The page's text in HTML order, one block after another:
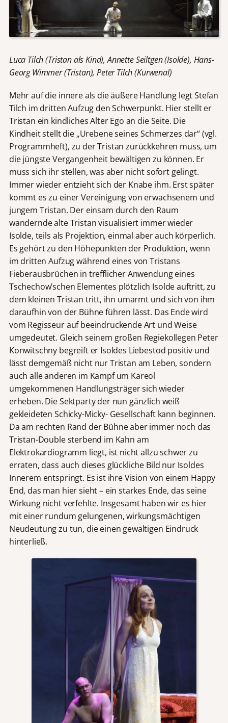
Luca Tilch (Tristan als Kind), Annette Seiltgen (Isolde), Hans-
Georg Wimmer (Tristan), Peter Tilch (Kurwenal)
Mehr auf die innere als die äußere Handlung legt Stefan
Tilch im dritten Aufzug den Schwerpunkt. Hier stellt er
Tristan ein kindliches Alter Ego an die Seite. Die
Kindheit stellt die „Urebene seines Schmerzes dar“ (vgl.
Programmheft), zu der Tristan zurückkehren muss, um
die jüngste Vergangenheit bewältigen zu können. Er
muss sich ihr stellen, was aber nicht sofort gelingt.
Immer wieder entzieht sich der Knabe ihm. Erst später
kommt es zu einer Vereinigung von erwachsenem und
jungem Tristan. Der einsam durch den Raum
wandernde alte Tristan visualisiert immer wieder
Isolde, teils als Projektion, einmal aber auch körperlich.
Es gehört zu den Höhepunkten der Produktion, wenn
im dritten Aufzug während eines von Tristans
Fieberausbrüchen in trefflicher Anwendung eines
Tschechow’schen Elementes plötzlich Isolde auftritt, zu
dem kleinen Tristan tritt, ihn umarmt und sich von ihm
daraufhin von der Bühne führen lässt. Das Ende wird
vom Regisseur auf beeindruckende Art und Weise
umgedeutet. Gleich seinem großen Regiekollegen Peter
Konwitschny begreift er Isoldes Liebestod positiv und
lässt demgemäß nicht nur Tristan am Leben, sondern
auch alle anderen im Kampf um Kareol
umgekommenen Handlungsträger sich wieder
erheben. Die Sektparty der nun gänzlich weiß
gekleideten Schicky-Micky- Gesellschaft kann beginnen.
Da am rechten Rand der Bühne aber immer noch das
Tristan-Double sterbend im Kahn am
Elektrokardiogramm liegt, ist nicht allzu schwer zu
erraten, dass auch dieses glückliche Bild nur Isoldes
Innerem entspringt. Es ist ihre Vision von einem Happy
End, das man hier sieht – ein starkes Ende, das seine
Wirkung nicht verfehlte. Insgesamt haben wir es hier
mit einer rundum gelungenen, wirkungsmächtigen
Neudeutung zu tun, die einen gewaltigen Eindruck
hinterließ.